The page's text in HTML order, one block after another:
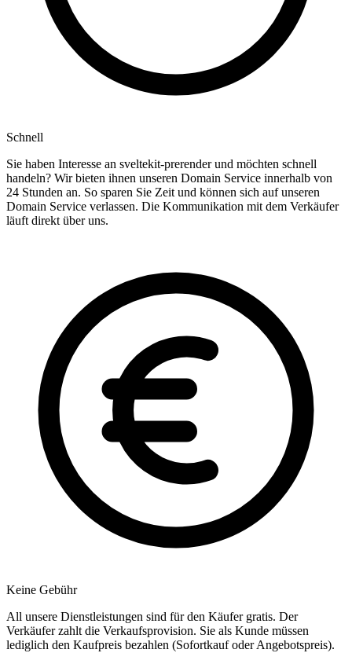
Schnell
Sie haben Interesse an sveltekit-prerender und möchten schnell
handeln? Wir bieten ihnen unseren Domain Service innerhalb von
24 Stunden an. So sparen Sie Zeit und können sich auf unseren
Domain Service verlassen. Die Kommunikation mit dem Verkäufer
läuft direkt über uns.
Keine Gebühr
All unsere Dienstleistungen sind für den Käufer gratis. Der
Verkäufer zahlt die Verkaufsprovision. Sie als Kunde müssen
lediglich den Kaufpreis bezahlen (Sofortkauf oder Angebotspreis).